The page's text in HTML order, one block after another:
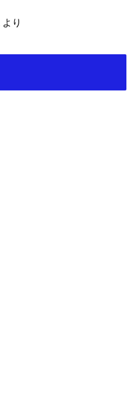
より